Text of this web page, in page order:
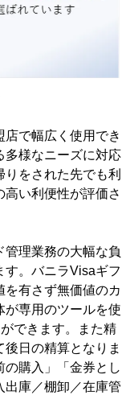
で幅広く使用でき
多様なニーズに対応
をされた先でも利
い利便性が評価さ
理業務の大幅な負
す。バニラVisaギフ
を有さず無価値のカ
が専用のツールを使
できます。また精
日の精算となりま
購入」「金券とし
出庫／棚卸／在庫管